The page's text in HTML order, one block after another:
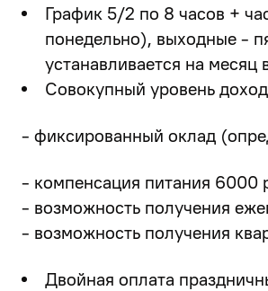
График 5/2 по 8 часов +
понедельно), выходные -
устанавливается на
Совокупный уровень
- фиксированный оклад
- компенсация питания 6000
- возможность получения
- возможность получения
Двойная оплата